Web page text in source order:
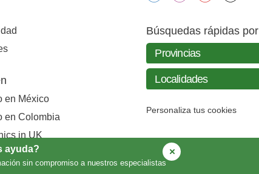
ayuda?
sin compromiso a nuestros especialistas
en México
en Colombia
in UK
Búsquedas rápidas por
Personaliza tus cookies